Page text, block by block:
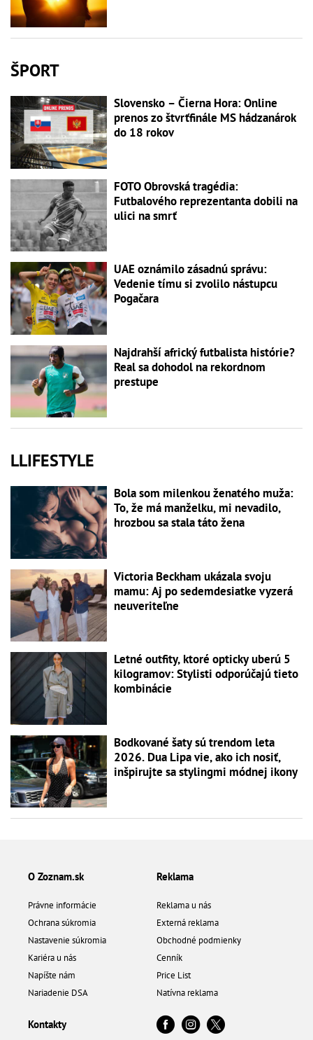
ŠPORT
Slovensko – Čierna Hora: Online
prenos zo štvrťfinále MS hádzanárok
do 18 rokov
FOTO Obrovská tragédia:
Futbalového reprezentanta dobili na
ulici na smrť
UAE oznámilo zásadnú správu:
Vedenie tímu si zvolilo nástupcu
Pogačara
Najdrahší africký futbalista histórie?
Real sa dohodol na rekordnom
prestupe
LLIFESTYLE
Bola som milenkou ženatého muža:
To, že má manželku, mi nevadilo,
hrozbou sa stala táto žena
Victoria Beckham ukázala svoju
mamu: Aj po sedemdesiatke vyzerá
neuveriteľne
Letné outfity, ktoré opticky uberú 5
kilogramov: Stylisti odporúčajú tieto
kombinácie
Bodkované šaty sú trendom leta
2026. Dua Lipa vie, ako ich nosiť,
inšpirujte sa stylingmi módnej ikony
O Zoznam.sk
Právne informácie
Ochrana súkromia
Nastavenie súkromia
Kariéra u nás
Napíšte nám
Nariadenie DSA
Reklama
Reklama u nás
Externá reklama
Obchodné podmienky
Cenník
Price List
Natívna reklama
Kontakty